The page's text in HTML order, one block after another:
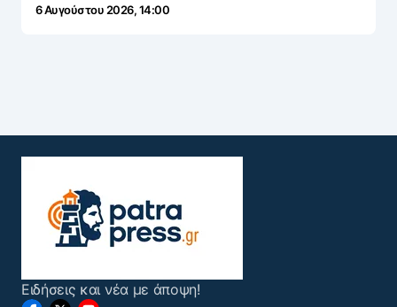
6 Αυγούστου 2026, 14:00
Ειδήσεις και νέα με άποψη!